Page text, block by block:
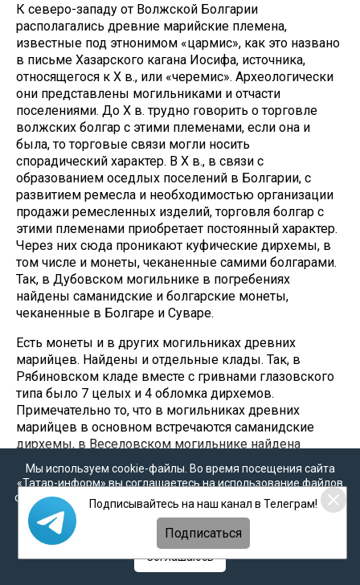
К северо-западу от Волжской Болгарии
располагались древние марийские племена,
известные под этнонимом «цармис», как это названо
в письме Хазарского кагана Иосифа, источника,
относящегося к X в., или «черемис». Археологически
они представлены могильниками и отчасти
поселениями. До X в. трудно говорить о торговле
волжских болгар с этими племенами, если она и
была, то торговые связи могли носить
спорадический характер. В X в., в связи с
образованием оседлых поселений в Болгарии, с
развитием ремесла и необходимостью организации
продажи ремесленных изделий, торговля болгар с
этими племенами приобретает постоянный характер.
Через них сюда проникают куфические дирхемы, в
том числе и монеты, чеканенные самими болгарами.
Так, в Дубовском могильнике в погребениях
найдены саманидские и болгарские монеты,
чеканенные в Болгаре и Суваре.
Есть монеты и в других могильниках древних
марийцев. Найдены и отдельные клады. Так, в
Рябиновском кладе вместе с гривнами глазовского
типа было 7 целых и 4 обломка дирхемов.
Примечательно то, что в могильниках древних
марийцев в основном встречаются саманидские
дирхемы, в Веселовском могильнике найдена
монета Зияридов начала XI в., а также медные и
серебряные подражания конца X – начала XI вв.. С
достаточной долей уверенности можно сказать, что
они использовались в качестве украшений,
поскольку они пробиты, к ним приделаны ушки или
встречаются в подвесках. Причем эти подвески
могут состоять как из настоящих монет, так и из
Мы используем cookie-файлы. Во время посещения сайта
«Татар-информ» вы соглашаетесь на использование файлов
cookie в соответствии с настоящим уведомлением, согласием
наобработку персональных данных,Политикой о
персональных данных
Политикой конфиденциальности
Соглашаюсь
Подписывайтесь на наш канал в Телеграм!
Подписаться